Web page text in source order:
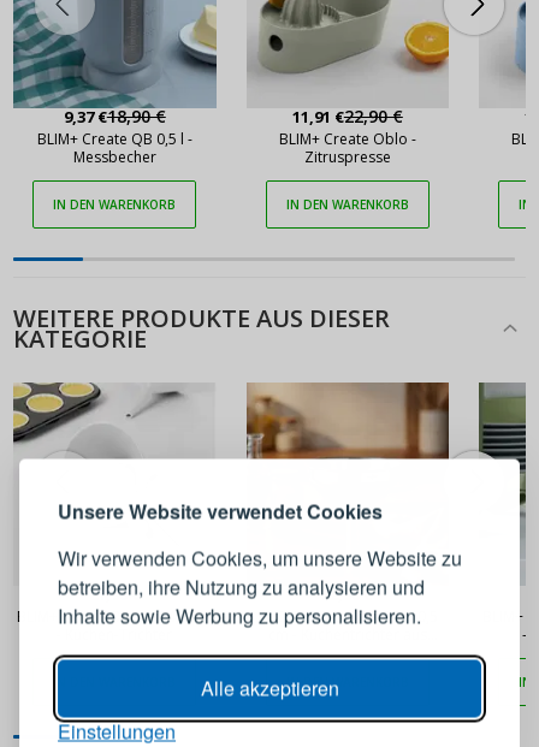
Unsere Website verwendet Cookies
Wir verwenden Cookies, um unsere Website zu
betreiben, ihre Nutzung zu analysieren und
Inhalte sowie Werbung zu personalisieren.
Alle akzeptieren
Einstellungen
9,37 €18,90 €
BLIM+ Create QB 0,5 l -
Messbecher
IN DEN WARENKORB
11,91 €22,90 €
BLIM+ Create Oblo -
Zitruspresse
IN DEN WARENKORB IN
WEITERE PRODUKTE AUS DIESER
KATEGORIE
21,90 €
BLIM+ Create Dolina 14,5 cm
22,90 €
KUCHENPROFI Classic 10,5
cm - Küchentrichter aus
Edelstahl
IN DEN WARENKORB
BLIM+
-
IN
ANMELDEN REGISTRIEREN
Melden Sie sich bei Ihrem
E-Mail-Adresse